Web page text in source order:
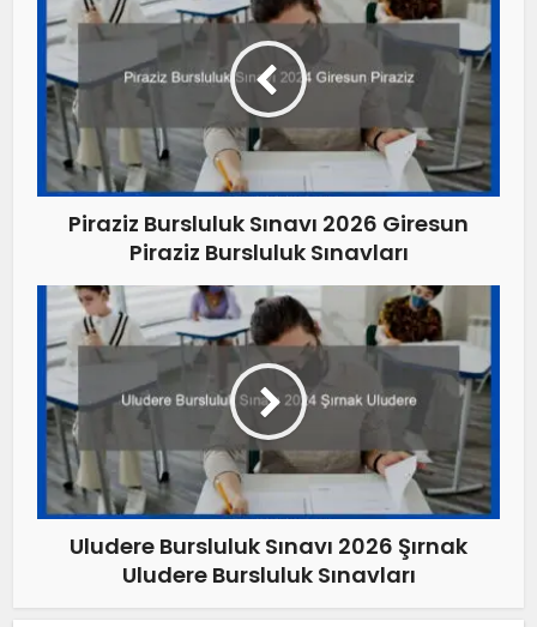
Piraziz Bursluluk Sınavı 2026 Giresun
Piraziz Bursluluk Sınavları
Uludere Bursluluk Sınavı 2026 Şırnak
Uludere Bursluluk Sınavları